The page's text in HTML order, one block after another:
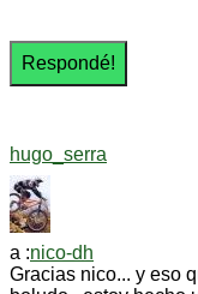
hugo_serra
a :nico-dh
Gracias nico... y eso